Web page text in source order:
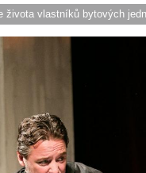
života vlastníků bytových